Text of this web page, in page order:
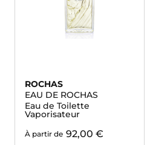
ROCHAS
EAU DE ROCHAS
Eau de Toilette
Vaporisateur
À partir de 92,00 €